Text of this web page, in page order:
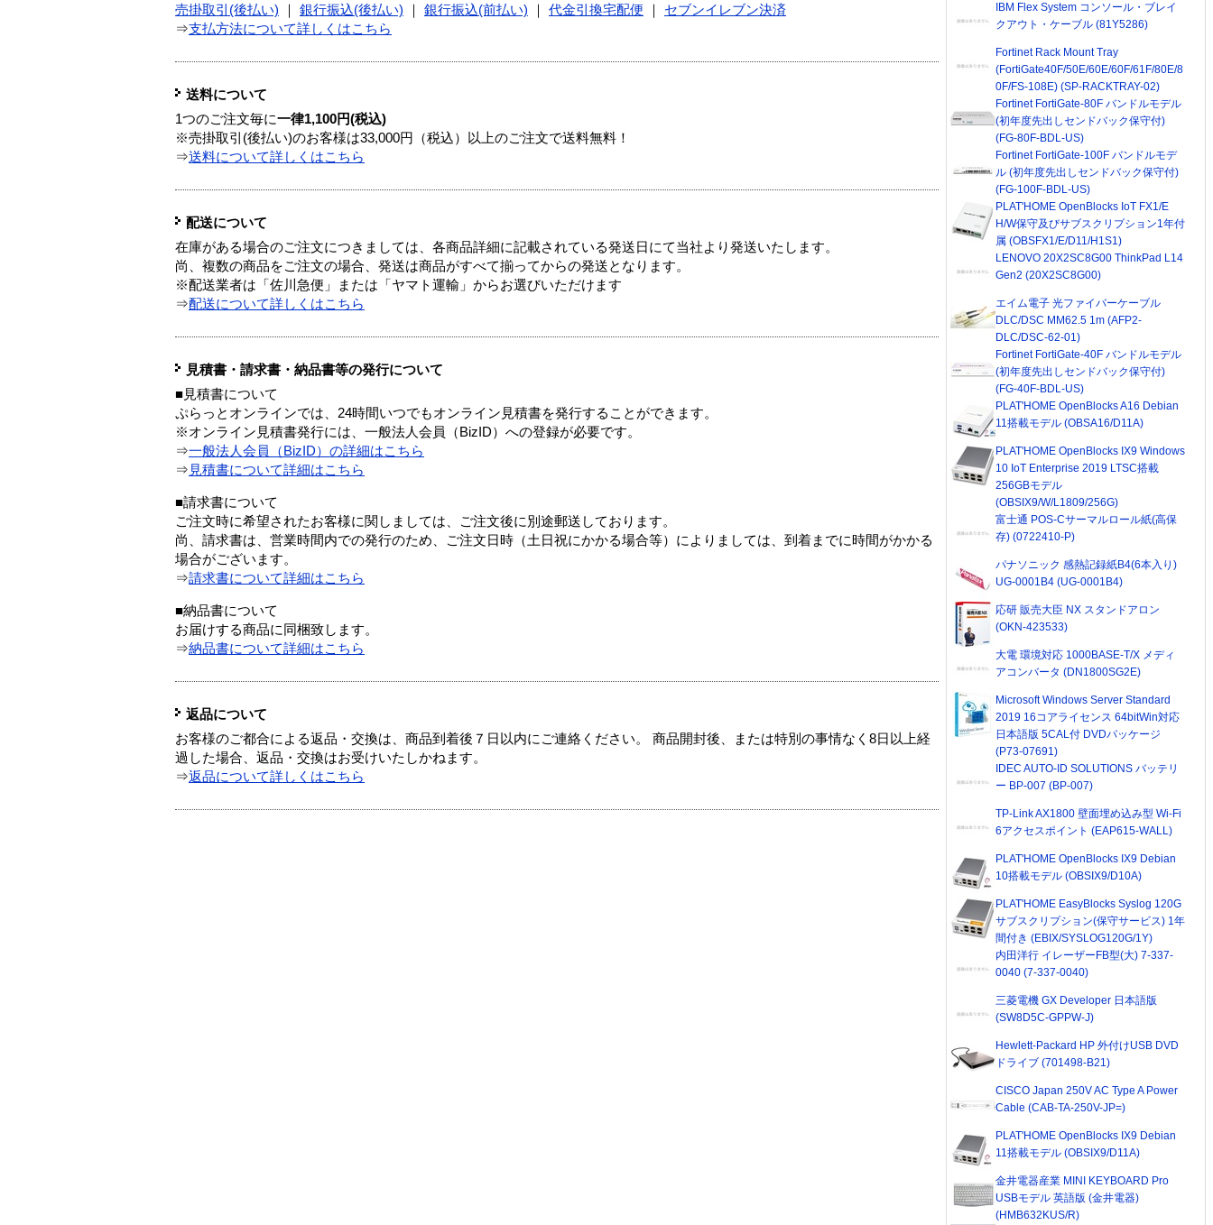
売掛取引(後払い) 銀行振込(後払い) 銀行振込(前払い) 代金引換宅配便
セブンイレブン決済
⇒支払方法について詳しくはこちら
送料について
1つのご注文毎に一律1,100円(税込)
※売掛取引(後払い)のお客様は33,000円（税込）以上のご注文で送料無料！
⇒送料について詳しくはこちら
配送について
在庫がある場合のご注文につきましては、各商品詳細に記載されている発送日にて当社より発送いたします。
尚、複数の商品をご注文の場合、発送は商品がすべて揃ってからの発送となります。
※配送業者は「佐川急便」または「ヤマト運輸」からお選びいただけます
⇒配送について詳しくはこちら
見積書・請求書・納品書等の発行について
■見積書について
ぷらっとオンラインでは、24時間いつでもオンライン見積書を発行することができます。
※オンライン見積書発行には、一般法人会員（BizID）への登録が必要です。
⇒一般法人会員（BizID）の詳細はこちら
⇒ 見積書について詳細はこちら
■請求書について
ご注文時に希望されたお客様に関しましては、ご注文後に別途郵送しております。
尚、請求書は、営業時間内での発行のため、ご注文日時（土日祝にかかる場合等）によりましては、到着までに時間がかかる
場合がございます。
⇒請求書について詳細はこちら
■納品書について
お届けする商品に同梱致します。
⇒納品書について詳細はこちら
返品について
お客様のご都合による返品・交換は、商品到着後７日以内にご連絡ください。 商品開封後、または特別の事情なく8日以上経
過した場合、返品・交換はお受けいたしかねます。
⇒返品について詳しくはこちら
IBM Flex System コンソール・ブレイ
クアウト・ケーブル (81Y5286)
Fortinet Rack Mount Tray
(FortiGate40F/50E/60E/60F/61F/80E/8
0F/FS-108E) (SP-RACKTRAY-02)
Fortinet FortiGate-80F バンドルモデル
(初年度先出しセンドバック保守付)
(FG-80F-BDL-US)
Fortinet FortiGate-100F バンドルモデ
ル (初年度先出しセンドバック保守付)
(FG-100F-BDL-US)
PLAT'HOME OpenBlocks IoT FX1/E
H/W保守及びサブスクリプション1年付
属 (OBSFX1/E/D11/H1S1)
LENOVO 20X2SC8G00 ThinkPad L14
Gen2 (20X2SC8G00)
エイム電子 光ファイバーケーブル
DLC/DSC MM62.5 1m (AFP2-
DLC/DSC-62-01)
Fortinet FortiGate-40F バンドルモデル
(初年度先出しセンドバック保守付)
(FG-40F-BDL-US)
PLAT'HOME OpenBlocks A16 Debian
11搭載モデル (OBSA16/D11A)
PLAT'HOME OpenBlocks IX9 Windows
10 IoT Enterprise 2019 LTSC搭載
256GBモデル
(OBSIX9/W/L1809/256G)
富士通 POS-Cサーマルロール紙(高保
存) (0722410-P)
パナソニック 感熱記録紙B4(6本入り)
UG-0001B4 (UG-0001B4)
応研 販売大臣 NX スタンドアロン
(OKN-423533)
大電 環境対応 1000BASE-T/X メディ
アコンバータ (DN1800SG2E)
Microsoft Windows Server Standard
2019 16コアライセンス 64bitWin対応
日本語版 5CAL付 DVDパッケージ
(P73-07691)
IDEC AUTO-ID SOLUTIONS バッテリ
ー BP-007 (BP-007)
TP-Link AX1800 壁面埋め込み型 Wi-Fi
6アクセスポイント (EAP615-WALL)
PLAT'HOME OpenBlocks IX9 Debian
10搭載モデル (OBSIX9/D10A)
PLAT'HOME EasyBlocks Syslog 120G
サブスクリプション(保守サービス) 1年
間付き (EBIX/SYSLOG120G/1Y)
内田洋行 イレーザーFB型(大) 7-337-
0040 (7-337-0040)
三菱電機 GX Developer 日本語版
(SW8D5C-GPPW-J)
Hewlett-Packard HP 外付けUSB DVD
ドライブ (701498-B21)
CISCO Japan 250V AC Type A Power
Cable (CAB-TA-250V-JP=)
PLAT'HOME OpenBlocks IX9 Debian
11搭載モデル (OBSIX9/D11A)
金井電器産業 MINI KEYBOARD Pro
USBモデル 英語版 (金井電器)
(HMB632KUS/R)